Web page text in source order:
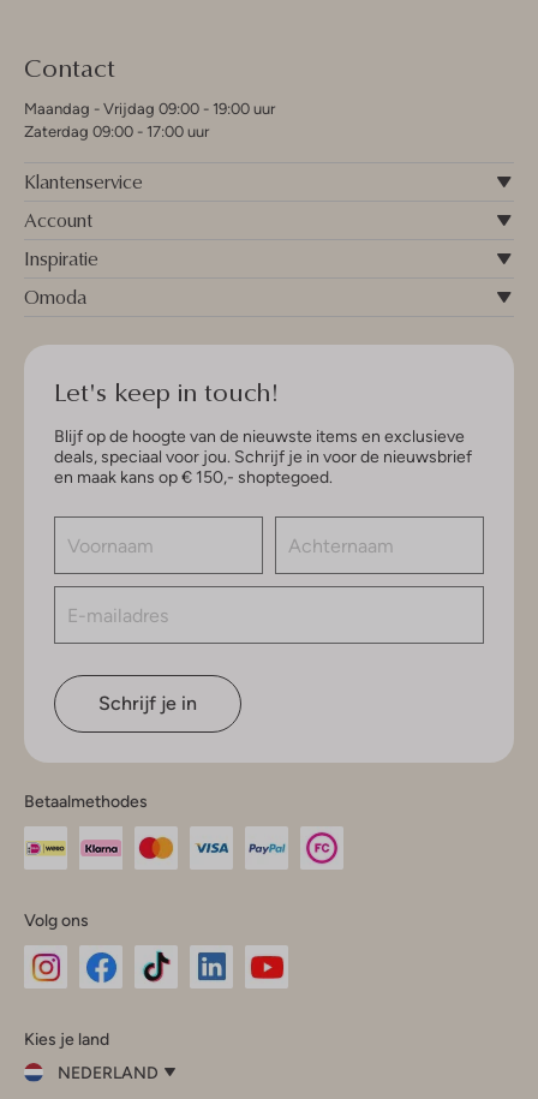
Contact
Maandag - Vrijdag 09:00 - 19:00 uur
Zaterdag 09:00 - 17:00 uur
Klantenservice
Account
Inspiratie
Omoda
Let's keep in touch!
Blijf op de hoogte van de nieuwste items en exclusieve
deals, speciaal voor jou. Schrijf je in voor de nieuwsbrief
en maak kans op € 150,- shoptegoed.
Schrijf je in
Betaalmethodes
Volg ons
InstagramFacebook
Kies je land
NEDERLAND